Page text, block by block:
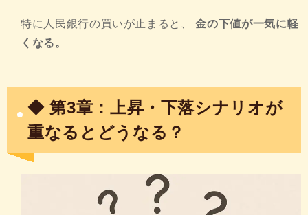
特に人民銀行の買いが止まると、金の下値が一気に軽
くなる。
◆ 第3章：上昇・下落シナリオが
重なるとどうなる？